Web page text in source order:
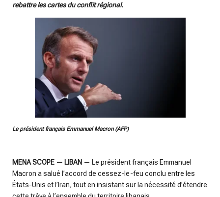
rebattre les cartes du conflit régional.
Le président français Emmanuel Macron (AFP)
MENA SCOPE — LIBAN — Le président français Emmanuel
Macron a salué l’accord de cessez-le-feu conclu entre les
États-Unis et l’Iran, tout en insistant sur la nécessité d’étendre